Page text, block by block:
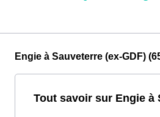
Engie à Sauveterre (ex-GDF)
Tout savoir sur Engie à